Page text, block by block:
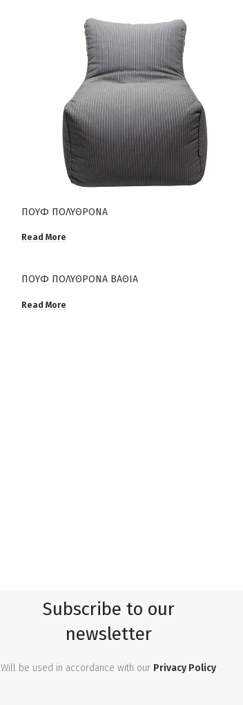
ΠΟΥΦ ΠΟΛΥΘΡΟΝΑ
Read More
ΠΟΥΦ ΠΟΛΥΘΡΟΝΑ ΒΑΘΙΑ
Read More
Subscribe to our
newsletter
Will be used in accordance with our Privacy Policy